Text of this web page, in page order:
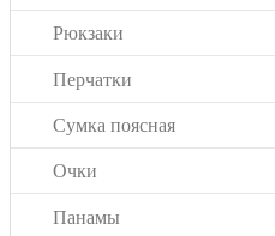
Рюкзаки
Перчатки
Сумка поясная
Очки
Панамы